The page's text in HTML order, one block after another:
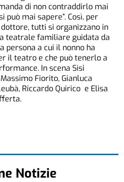
di non contraddirlo mai
può mai sapere”. Così, per
tutti si organizzano in
teatrale familiare guidata da
persona a cui il nonno ha
il teatro e che può tenerlo a
In scena Sisi
Fiorito, Gianluca
Riccardo Quirico e Elisa
Notizie